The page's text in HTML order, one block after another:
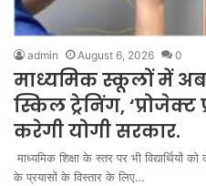
admin August 6, 2026 0
माध्यमिक स्कूलों में
स्किल ट्रेनिंग, ‘प्रोजेक्ट
करेगी योगी सरकार.
माध्यमिक शिक्षा के स्तर पर भी विद्यार्थियों
के प्रयासों के विस्तार के लिए…